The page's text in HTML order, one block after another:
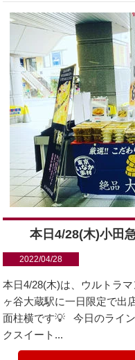
本日4/28(木)小田
2022/04/28
本日4/28(木)は、ウルトラ
ヶ谷大蔵駅に一日限定で出
面柱横です💡 今日のライ
クスイート...